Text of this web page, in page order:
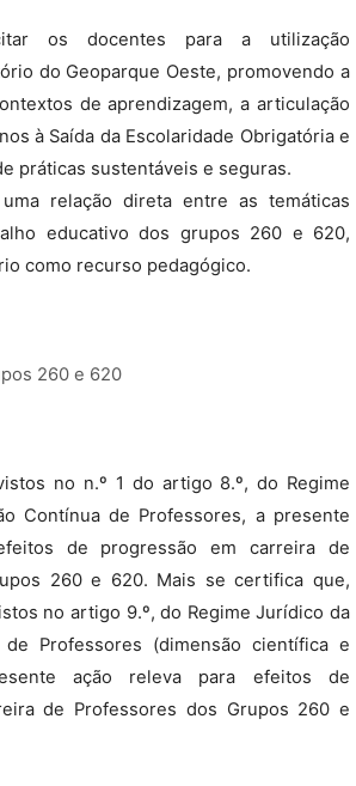
os docentes para a utilização
do Geoparque Oeste, promovendo a
de aprendizagem, a articulação
à Saída da Escolaridade Obrigatória e
práticas sustentáveis e seguras.
relação direta entre as temáticas
educativo dos grupos 260 e 620,
como recurso pedagógico.
260 e 620
no n.º 1 do artigo 8.º, do Regime
Contínua de Professores, a presente
de progressão em carreira de
260 e 620. Mais se certifica que,
no artigo 9.º, do Regime Jurídico da
de Professores (dimensão científica e
ação releva para efeitos de
de Professores dos Grupos 260 e